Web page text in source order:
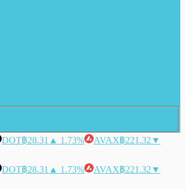
DOT฿28.31 ▲ 1.73% AVAX฿221.32 ▼
DOT฿28.31 ▲ 1.73% AVAX฿221.32 ▼